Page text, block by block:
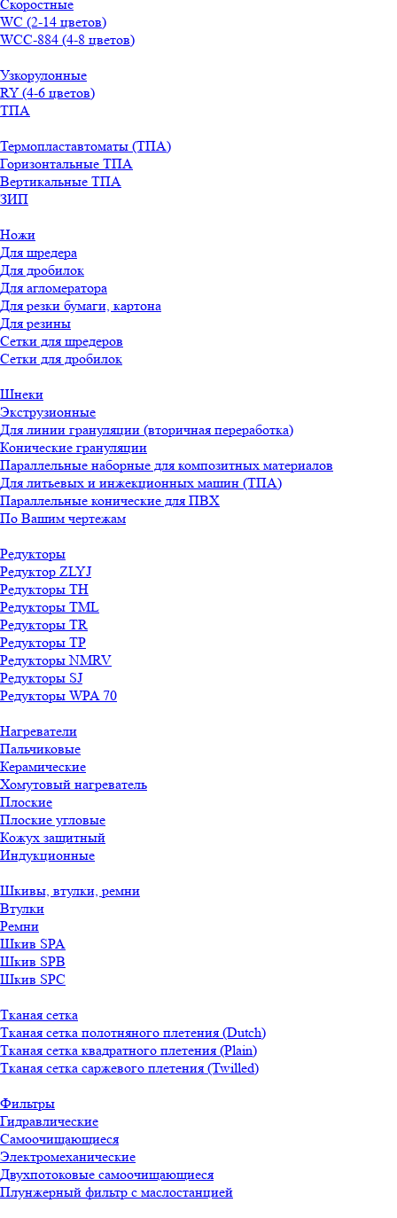
Скоростные
WС (2-14 цветов)
WСС-884 (4-8 цветов)
Узкорулонные
RY (4-6 цветов)
ТПА
Термопластавтоматы (ТПА)
Горизонтальные ТПА
Вертикальные ТПА
ЗИП
Ножи
Для шредера
Для дробилок
Для агломератора
Для резки бумаги, картона
Для резины
Сетки для шредеров
Сетки для дробилок
Шнеки
Экструзионные
Для линии грануляции (вторичная переработка)
Конические грануляции
Параллельные наборные для композитных материалов
Для литьевых и инжекционных машин (ТПА)
Параллельные конические для ПВХ
По Вашим чертежам
Редукторы
Редуктор ZLYJ
Редукторы TH
Редукторы TML
Редукторы TR
Редукторы TP
Редукторы NMRV
Редукторы SJ
Редукторы WPA 70
Нагреватели
Пальчиковые
Керамические
Хомутовый нагреватель
Плоские
Плоские угловые
Кожух защитный
Индукционные
Шкивы, втулки, ремни
Втулки
Ремни
Шкив SPA
Шкив SPB
Шкив SPC
Тканая сетка
Тканая сетка полотняного плетения (Dutch)
Тканая сетка квадратного плетения (Plain)
Тканая сетка саржевого плетения (Twilled)
Фильтры
Гидравлические
Самоочищающиеся
Электромеханические
Двухпотоковые самоочищающиеся
Плунжерный фильтр с маслостанцией